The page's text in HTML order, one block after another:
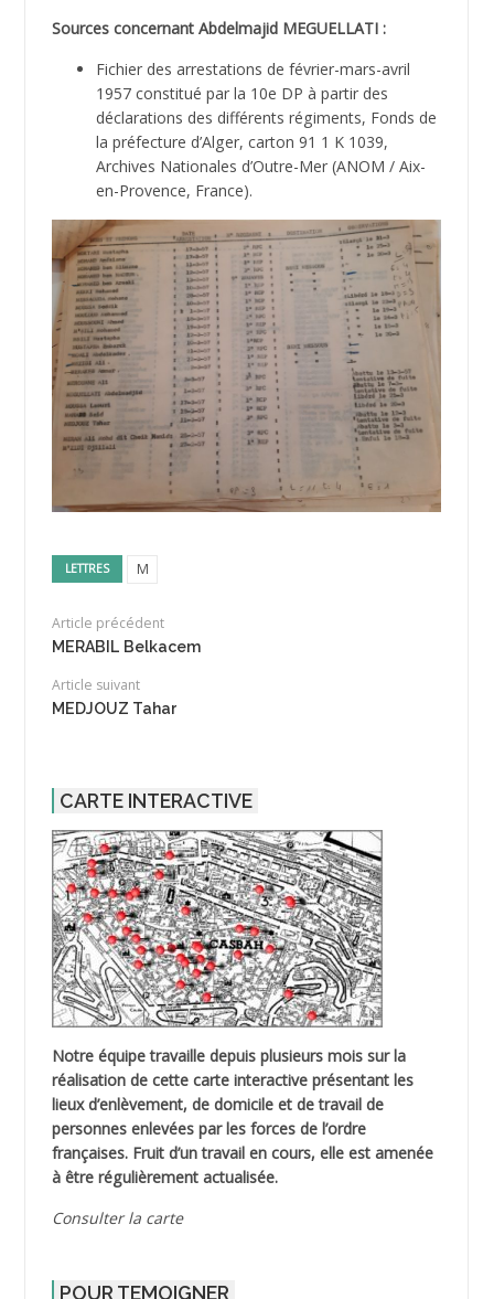
Sources concernant Abdelmajid MEGUELLATI :
Fichier des arrestations de février-mars-avril
1957 constitué par la 10e DP à partir des
déclarations des différents régiments, Fonds de
la préfecture d’Alger, carton 91 1 K 1039,
Archives Nationales d’Outre-Mer (ANOM / Aix-
en-Provence, France).
LETTRES M
Article précédent
MERABIL Belkacem
Article suivant
MEDJOUZ Tahar
CARTE INTERACTIVE
Notre équipe travaille depuis plusieurs mois sur la
réalisation de cette carte interactive présentant les
lieux d’enlèvement, de domicile et de travail de
personnes enlevées par les forces de l’ordre
françaises. Fruit d’un travail en cours, elle est amenée
à être régulièrement actualisée.
Consulter la carte
POUR TEMOIGNER